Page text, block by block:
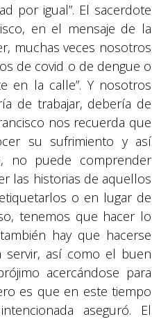
por igual”. El sacerdote
en el mensaje de la
muchas veces nosotros
de covid o de dengue o
en la calle”. Y nosotros
de trabajar, debería de
nos recuerda que
su sufrimiento y así
no puede comprender
las historias de aquellos
o en lugar de
tenemos que hacer lo
hay que hacerse
servir, así como el buen
acercándose para
es que en este tiempo
aseguró. El
multiplataforma de
en Honduras,
para la Educación